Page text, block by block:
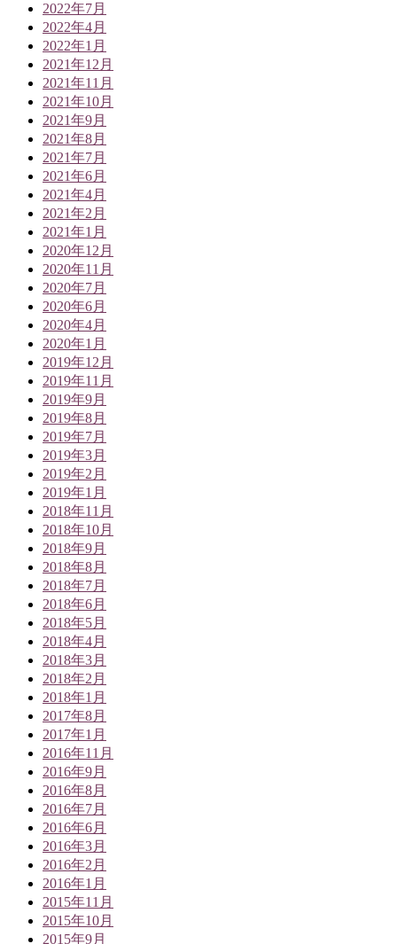
2022年7月
2022年4月
2022年1月
2021年12月
2021年11月
2021年10月
2021年9月
2021年8月
2021年7月
2021年6月
2021年4月
2021年2月
2021年1月
2020年12月
2020年11月
2020年7月
2020年6月
2020年4月
2020年1月
2019年12月
2019年11月
2019年9月
2019年8月
2019年7月
2019年3月
2019年2月
2019年1月
2018年11月
2018年10月
2018年9月
2018年8月
2018年7月
2018年6月
2018年5月
2018年4月
2018年3月
2018年2月
2018年1月
2017年8月
2017年1月
2016年11月
2016年9月
2016年8月
2016年7月
2016年6月
2016年3月
2016年2月
2016年1月
2015年11月
2015年10月
2015年9月